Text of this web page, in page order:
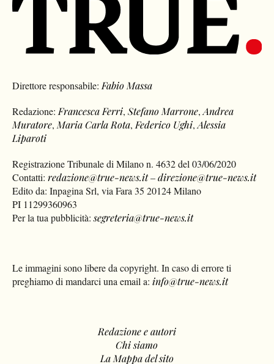
Direttore responsabile:Fabio Massa
Redazione:Francesca Ferri,Stefano Marrone,Andrea
Muratore,Maria Carla Rota,Federico Ughi,Alessia
Liparoti
Registrazione Tribunale di Milano n. 4632 del 03/06/2020
Contatti:redazione@true-news.it–direzione@true-news.it
Edito da: Inpagina Srl, via Fara 35 20124 Milano
PI 11299360963
Per la tua pubblicità:segreteria@true-news.it
Le immagini sono libere da copyright. In caso di errore ti
preghiamo di mandarci una email a: info@true-news.it
Redazione e autori
Chi siamo
La Mappa del sito